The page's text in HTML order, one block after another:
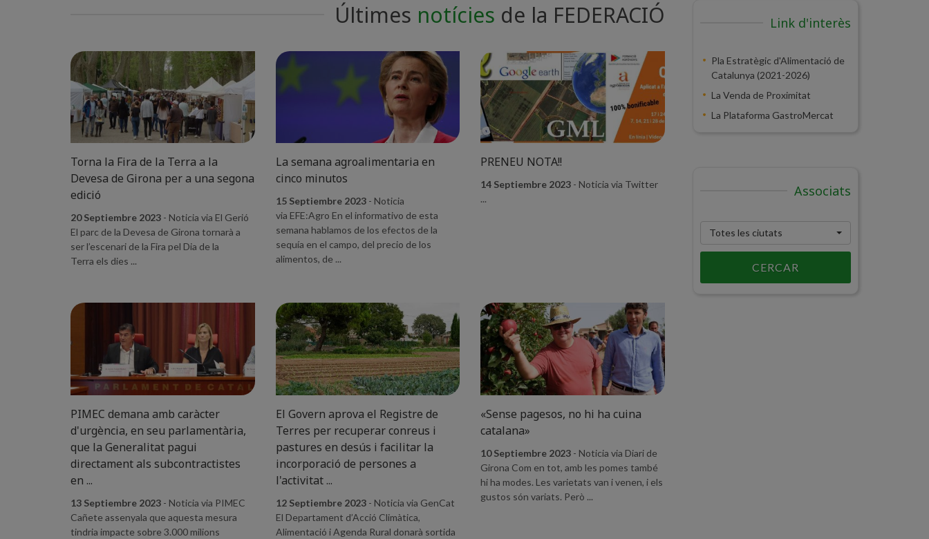
Últimes notícies de la FEDERACIÓ
Torna la Fira de la Terra a la
Devesa de Girona per a una segona
edició
20 Septiembre 2023 - Noticia via El Gerió
El parc de la Devesa de Girona tornarà a
ser l’escenari de la Fira pel Dia de la
Terra els dies ...
La semana agroalimentaria en
cinco minutos
15 Septiembre 2023- Noticia
via EFE:Agro En el informativo de esta
semana hablamos de los efectos de la
sequía en el campo, del precio de los
alimentos, de ...
PRENEU NOTA!!
14 Septiembre 2023 - Noticia via Twitter
...
PIMEC demana amb caràcter
d'urgència, en seu parlamentària,
que la Generalitat pagui
directament als subcontractistes
en ...
13 Septiembre 2023 - Noticia via PIMEC
Cañete assenyala que aquesta mesura
tindria impacte sobre 3.000 milions
El Govern aprova el Registre de
Terres per recuperar conreus i
pastures en desús i facilitar la
incorporació de persones a
l'activitat ...
12 Septiembre 2023- Noticia via GenCat
El Departament d’Acció Climàtica,
Alimentació i Agenda Rural donarà sortida
«Sense pagesos, no hi ha cuina
catalana»
10 Septiembre 2023 - Noticia via Diari de
Girona Com en tot, amb les pomes també
hi ha modes. Les varietats van i venen, i els
gustos són variats. Però ...
Link d'interès
Pla Estratègic d'Alimentació de
Catalunya (2021-2026)
La Venda de Proximitat
La Plataforma GastroMercat
Associats
Totes les ciutats
CERCAR